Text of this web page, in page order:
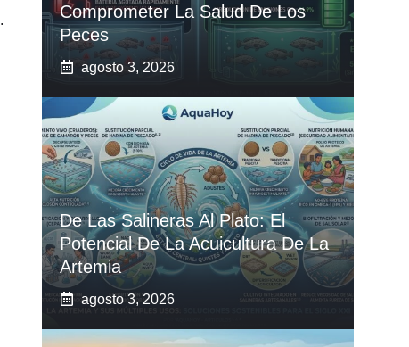
.
Comprometer La Salud De Los
Peces
agosto 3, 2026
De Las Salineras Al Plato: El
Potencial De La Acuicultura De La
Artemia
agosto 3, 2026